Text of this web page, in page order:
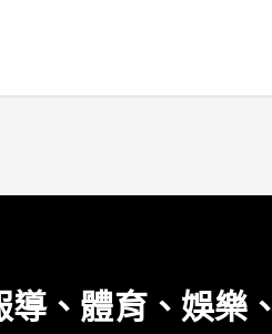
、體育、娛樂、